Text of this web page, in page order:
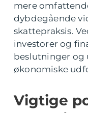
mere
dybdegående
skattepraksis.
investorer og
beslutninger og
økonomiske
Vigtige